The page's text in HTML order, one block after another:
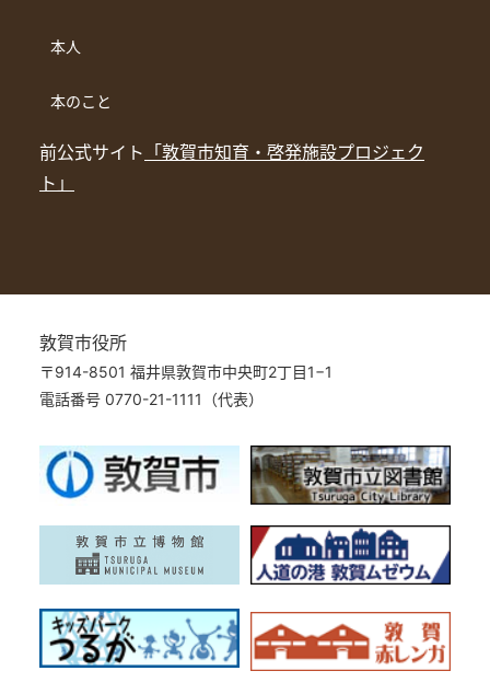
本人
本のこと
前公式サイト 「敦賀市知育・啓発施設プロジェク
ト」
敦賀市役所
〒914-8501 福井県敦賀市中央町2丁目1−1
電話番号 0770-21-1111（代表）